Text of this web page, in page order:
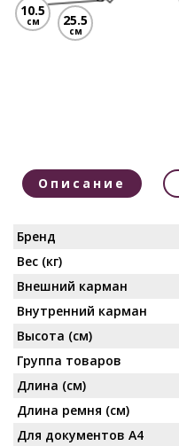
10.5
см 25.5
см
Описание
Бренд
Вес (кг)
Внешний карман
Внутренний карман
Высота (см)
Группа товаров
Длина (см)
Длина ремня (см)
Для документов А4